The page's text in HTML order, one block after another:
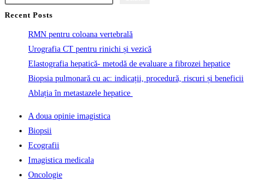
Recent Posts
RMN pentru coloana vertebrală
Urografia CT pentru rinichi și vezică
Elastografia hepatică- metodă de evaluare a fibrozei hepatice
Biopsia pulmonară cu ac: indicații, procedură, riscuri și beneficii
Ablația în metastazele hepatice
A doua opinie imagistica
Biopsii
Ecografii
Imagistica medicala
Oncologie